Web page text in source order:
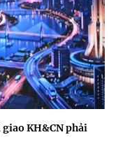
KH&CN phải